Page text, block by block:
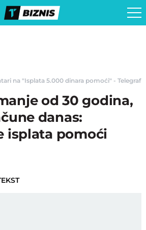
na "Isplata 5.000 dinara pomoći" - Telegraf
od 30 godina,
danas:
isplata pomoći